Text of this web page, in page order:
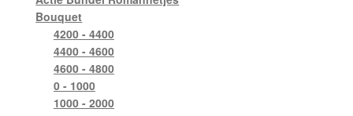
Bouquet
4200 - 4400
4400 - 4600
4600 - 4800
0 - 1000
1000 - 2000